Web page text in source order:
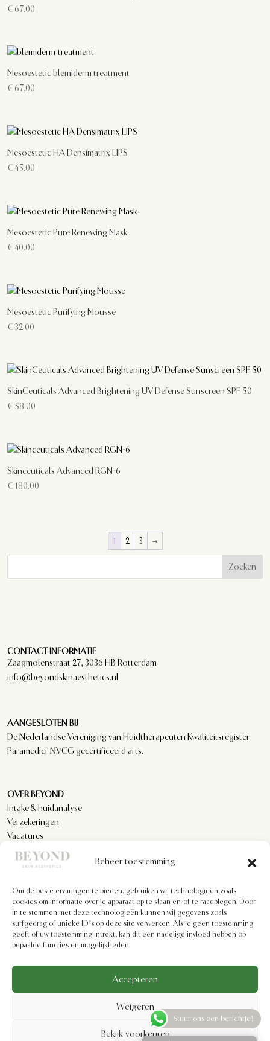
Beheer toestemming
Om de beste ervaringen te bieden, gebruiken wij technologieën zoals
cookies om informatie over je apparaat op te slaan en/of te raadplegen. Door
in te stemmen met deze technologieën kunnen wij gegevens zoals
surfgedrag of unieke ID's op deze site verwerken. Als je geen toestemming
geeft of uw toestemming intrekt, kan dit een nadelige invloed hebben op
bepaalde functies en mogelijkheden.
Accepteren
Weigeren
Bekijk voorkeuren
€ 67.00
Mesoestetic blemiderm treatment
€ 67.00
Mesoestetic HA Densimatrix LIPS
€45.00
Mesoestetic Pure Renewing Mask
€40.00
Mesoestetic Purifying Mousse
€ 32.00
SkinCeuticals Advanced Brightening UV Defense Sunscreen SPF 50
€ 58.00
Skinceuticals Advanced RGN-6
€ 180.00
1 2 3 →
Zoeken
CONTACT INFORMATIE
Zaagmolenstraat 27, 3036 HB Rotterdam
info@beyondskinaesthetics.nl
AANGESLOTEN BIJ
De Nederlandse Vereniging van Huidtherapeuten Kwaliteitsregister
Paramedici. NVCG gecertificeerd arts.
OVER BEYOND
Intake & huidanalyse
Verzekeringen
Vacatures
Reviews
KLANTENSERVICE
Privacyverklaring
Algemene voorwaarden
Cookiebeleid
Imprint
Stuur ons een berichtje!